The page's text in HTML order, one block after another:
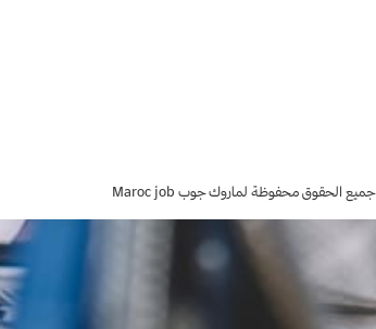
جميع الحقوق محفوظة لماروك جوب Maroc job